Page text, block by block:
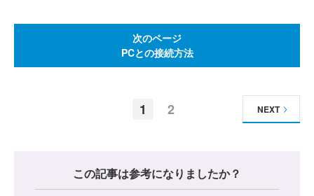
次のページ
PCとの接続方法
1 2 NEXT
この記事は参考になりましたか？